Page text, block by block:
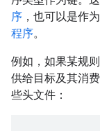
序 ，也可以是作
程序。
例如，如果某规
供给目标及其消
些头文件：